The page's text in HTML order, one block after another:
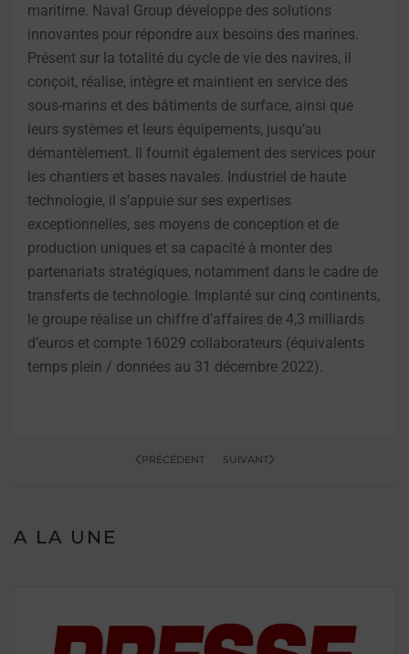
maritime. Naval Group développe des solutions
innovantes pour répondre aux besoins des marines.
Présent sur la totalité du cycle de vie des navires, il
conçoit, réalise, intègre et maintient en service des
sous-marins et des bâtiments de surface, ainsi que
leurs systèmes et leurs équipements, jusqu’au
démantèlement. Il fournit également des services pour
les chantiers et bases navales. Industriel de haute
technologie, il s’appuie sur ses expertises
exceptionnelles, ses moyens de conception et de
production uniques et sa capacité à monter des
partenariats stratégiques, notamment dans le cadre de
transferts de technologie. Implanté sur cinq continents,
le groupe réalise un chiffre d’affaires de 4,3 milliards
d’euros et compte 16029 collaborateurs (équivalents
temps plein / données au 31 décembre 2022).
PRÉCÉDENT SUIVANT
A LA UNE